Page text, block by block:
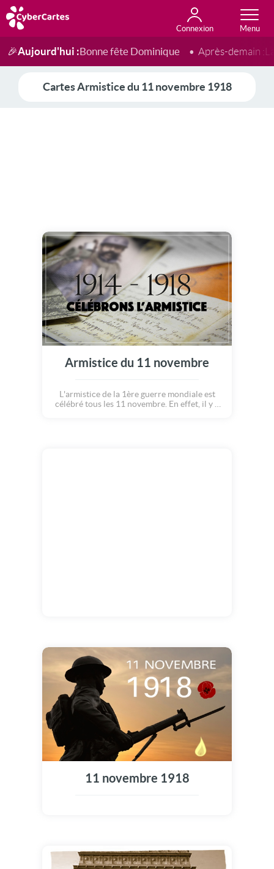
Connexion
Anniversaire
Fête du jour
Amour
Amitié
Merci
Toutes les cartes
🎉Aujourd'hui :Bonne fête Dominique Après-demain :
Cartes Armistice du 11 novembre 1918
Armistice du 11 novembre
L'armistice de la 1ère guerre mondiale est
célébré tous les 11 novembre. En effet, il y a
11 novembre 1918